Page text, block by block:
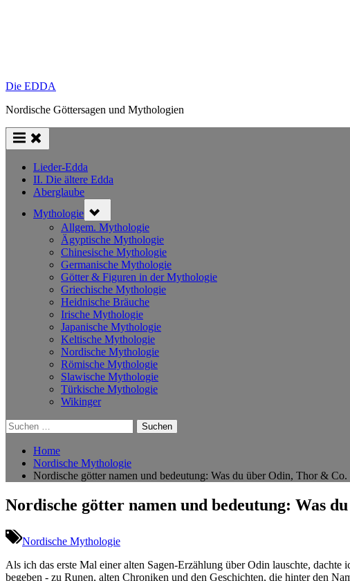
Die EDDA
Nordische Göttersagen und Mythologien
Lieder-Edda
II. Die ältere Edda
Aberglaube
Mythologie sub-
menu
Allgem. Mythologie
Ägyptische Mythologie
Chinesische Mythologie
Germanische Mythologie
Götter & Figuren in der Mythologie
Griechische Mythologie
Heidnische Bräuche
Irische Mythologie
Japanische Mythologie
Keltische Mythologie
Nordische Mythologie
Römische Mythologie
Slawische Mythologie
Türkische Mythologie
Wikinger
Suchen
nach:
Home
Nordische Mythologie
Nordische götter namen und bedeutung: Was du über Odin, Thor & Co.
Nordische götter namen und bedeutung: Was
Nordische Mythologie
Als ich das erste Mal einer alten⁢ Sagen-Erzählung über​ Odin lauschte,
begeben -​ zu Runen, alten Chroniken und den Geschichten, die hinter den